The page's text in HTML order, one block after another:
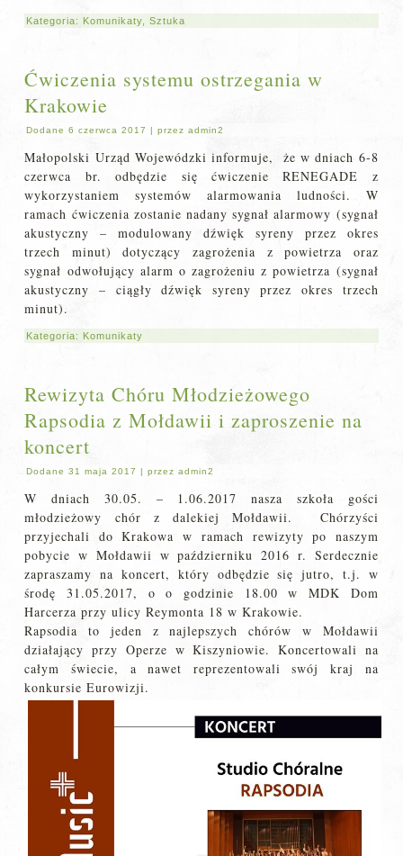
Kategoria: Komunikaty ,Sztuka
Ćwiczenia systemu ostrzegania w
Krakowie
Dodane 6 czerwca 2017 |przez admin2
Małopolski Urząd Wojewódzki informuje, że w dniach 6-8
czerwca br. odbędzie się ćwiczenie RENEGADE z
wykorzystaniem systemów alarmowania ludności. W
ramach ćwiczenia zostanie nadany sygnał alarmowy (sygnał
akustyczny – modulowany dźwięk syreny przez okres
trzech minut) dotyczący zagrożenia z powietrza oraz
sygnał odwołujący alarm o zagrożeniu z powietrza (sygnał
akustyczny – ciągły dźwięk syreny przez okres trzech
minut).
Kategoria: Komunikaty
Rewizyta Chóru Młodzieżowego
Rapsodia z Mołdawii i zaproszenie na
koncert
Dodane 31 maja 2017 |przez admin2
W dniach 30.05. – 1.06.2017 nasza szkoła gości
młodzieżowy chór z dalekiej Mołdawii. Chórzyści
przyjechali do Krakowa w ramach rewizyty po naszym
pobycie w Mołdawii w październiku 2016 r. Serdecznie
zapraszamy na koncert, który odbędzie się jutro, t.j. w
środę 31.05.2017, o o godzinie 18.00 w MDK Dom
Harcerza przy ulicy Reymonta 18 w Krakowie.
Rapsodia to jeden z najlepszych chórów w Mołdawii
działający przy Operze w Kiszyniowie. Koncertowali na
całym świecie, a nawet reprezentowali swój kraj na
konkursie Eurowizji.